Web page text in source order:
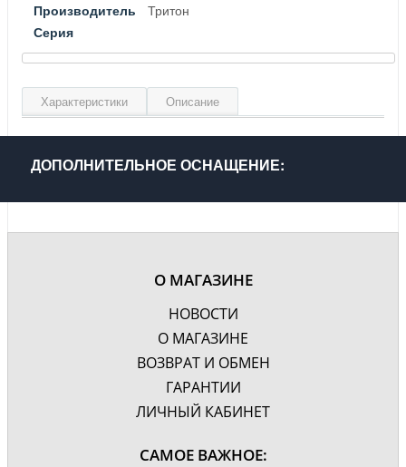
Производитель
Тритон
Серия
Характеристики Описание
Гарантия, лет
ДОПОЛНИТЕЛЬНОЕ ОСНАЩЕНИЕ:
О МАГАЗИНЕ
НОВОСТИ
О МАГАЗИНЕ
ВОЗВРАТ И ОБМЕН
ГАРАНТИИ
ЛИЧНЫЙ КАБИНЕТ
САМОЕ ВАЖНОЕ: